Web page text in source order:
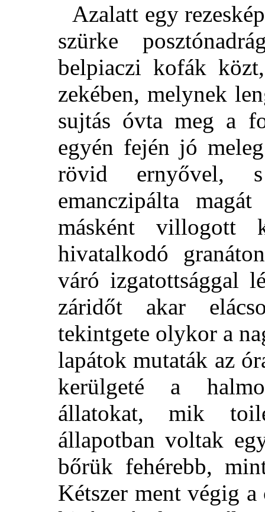
Azalatt egy
szürke
belpiaczi kofák
zekében, melynek
sujtás óvta meg a
egyén fején jó
rövid ernyővel,
emanczipálta
másként villogott
hivatalkodó
váró izgatottsággal
záridőt akar
tekintgete olykor a
lapátok mutaták az
kerülgeté a
állatokat, mik
állapotban voltak
bőrük fehérebb,
Kétszer ment végig